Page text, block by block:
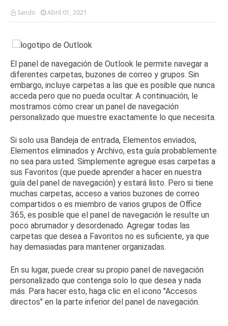
Sando Abril 01, 2021
El panel de navegación de Outlook le permite navegar a
diferentes carpetas, buzones de correo y grupos. Sin
embargo, incluye carpetas a las que es posible que nunca
acceda pero que no pueda ocultar. A continuación, le
mostramos cómo crear un panel de navegación
personalizado que muestre exactamente lo que necesita.
Si solo usa Bandeja de entrada, Elementos enviados,
Elementos eliminados y Archivo, esta guía probablemente
no sea para usted. Simplemente agregue esas carpetas a
sus Favoritos (que puede aprender a hacer en nuestra
guía del panel de navegación) y estará listo. Pero si tiene
muchas carpetas, acceso a varios buzones de correo
compartidos o es miembro de varios grupos de Office
365, es posible que el panel de navegación le resulte un
poco abrumador y desordenado. Agregar todas las
carpetas que desea a Favoritos no es suficiente, ya que
hay demasiadas para mantener organizadas.
En su lugar, puede crear su propio panel de navegación
personalizado que contenga solo lo que desea y nada
más. Para hacer esto, haga clic en el icono "Accesos
directos" en la parte inferior del panel de navegación.